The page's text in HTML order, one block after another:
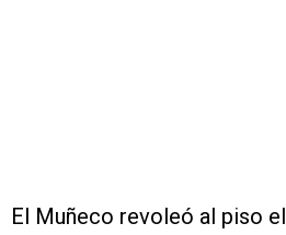
El Muñeco revoleó al piso